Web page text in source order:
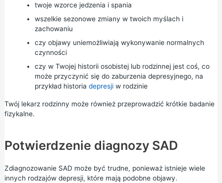
twoje wzorce jedzenia i spania
wszelkie sezonowe zmiany w twoich myślach i
zachowaniu
czy objawy uniemożliwiają wykonywanie normalnych
czynności
czy w Twojej historii osobistej lub rodzinnej jest coś, co
może przyczynić się do zaburzenia depresyjnego, na
przykład historia depresjiw rodzinie
Twój lekarz rodzinny może również przeprowadzić krótkie badanie
fizykalne.
Potwierdzenie diagnozy SAD
Zdiagnozowanie SAD może być trudne, ponieważ istnieje wiele
innych rodzajów depresji, które mają podobne objawy.